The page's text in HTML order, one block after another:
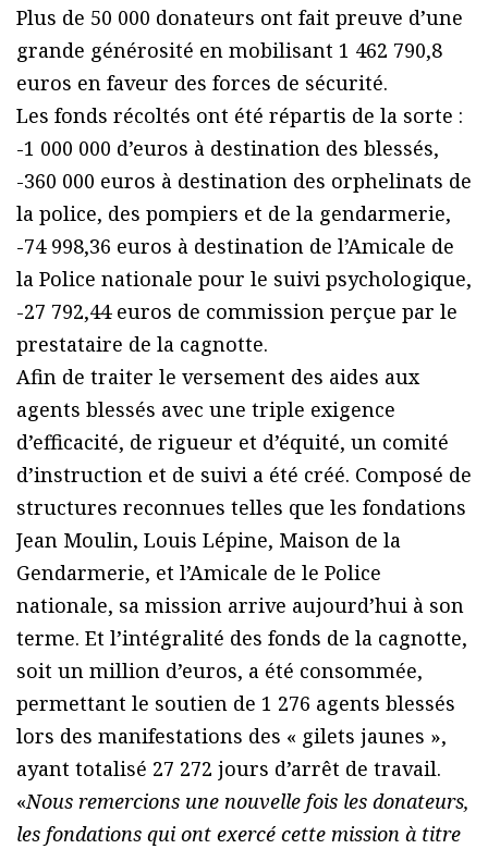
Plus de 50 000 donateurs ont fait preuve d’une
grande générosité en mobilisant 1 462 790,8
euros en faveur des forces de sécurité.
Les fonds récoltés ont été répartis de la sorte :
-1 000 000 d’euros à destination des blessés,
-360 000 euros à destination des orphelinats de
la police, des pompiers et de la gendarmerie,
-74 998,36 euros à destination de l’Amicale de
la Police nationale pour le suivi psychologique,
-27 792,44 euros de commission perçue par le
prestataire de la cagnotte.
Afin de traiter le versement des aides aux
agents blessés avec une triple exigence
d’efficacité, de rigueur et d’équité, un comité
d’instruction et de suivi a été créé. Composé de
structures reconnues telles que les fondations
Jean Moulin, Louis Lépine, Maison de la
Gendarmerie, et l’Amicale de le Police
nationale, sa mission arrive aujourd’hui à son
terme. Et l’intégralité des fonds de la cagnotte,
soit un million d’euros, a été consommée,
permettant le soutien de 1 276 agents blessés
lors des manifestations des « gilets jaunes »,
ayant totalisé 27 272 jours d’arrêt de travail.
«Nous remercions une nouvelle fois les donateurs,
les fondations qui ont exercé cette mission à titre